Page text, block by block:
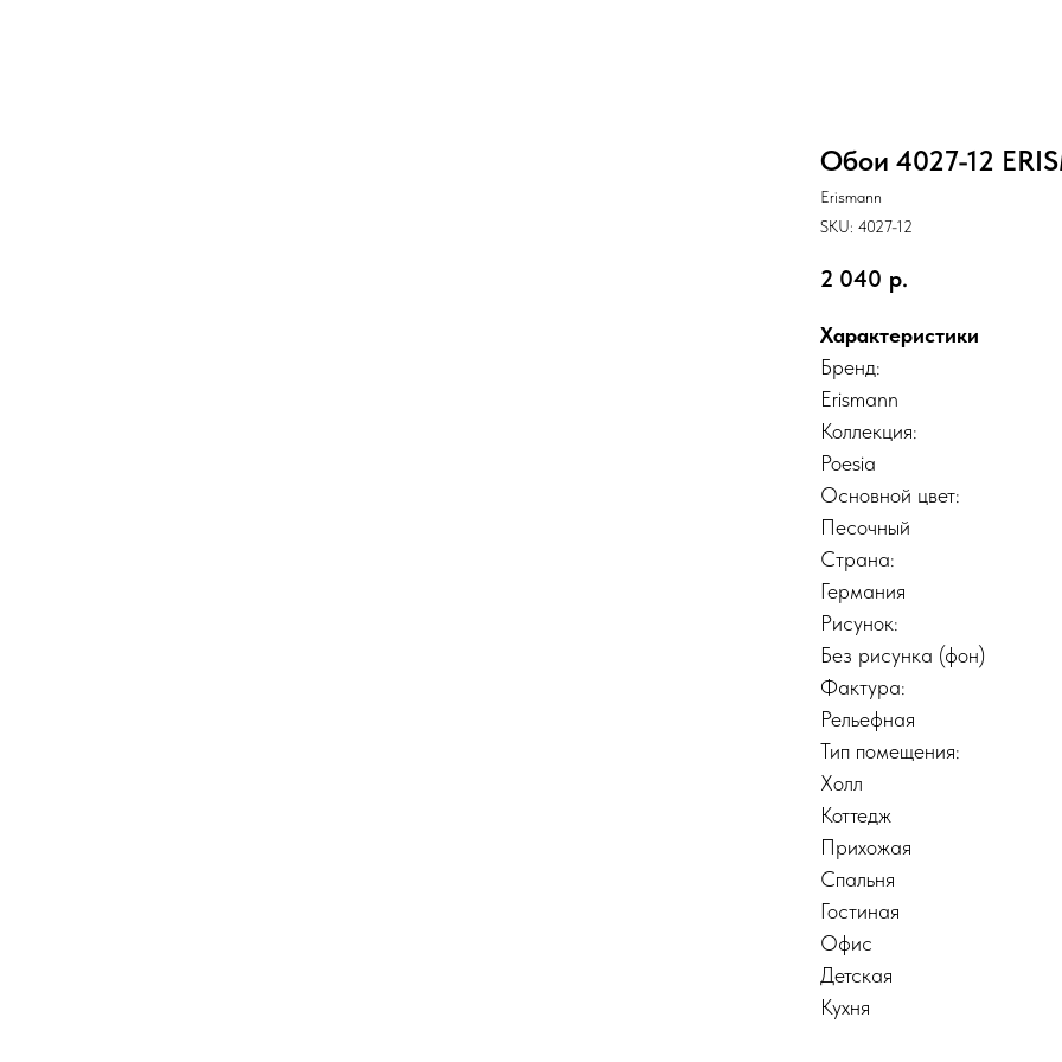
Обои 4027-12
Erismann
SKU: 4027-12
2 040 р.
Характеристики
Бренд:
Erismann
Коллекция:
Poesia
Основной цвет:
Песочный
Страна:
Германия
Рисунок:
Без рисунка (фон)
Фактура:
Рельефная
Тип помещения:
Холл
Коттедж
Прихожая
Спальня
Гостиная
Офис
Детская
Кухня